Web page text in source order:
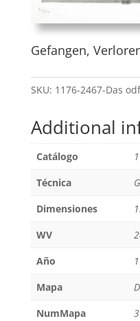
Gefangen,
SKU: 1176-2467-Das
Additional
Catálogo
Técnica
Dimensiones
WV
Año
Mapa
NumMapa
3